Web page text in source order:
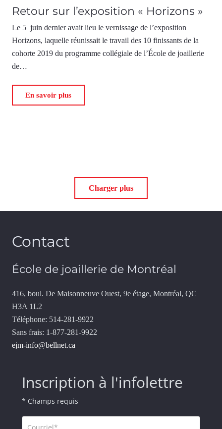
Retour sur l’exposition « Horizons »
Le 5 juin dernier avait lieu le vernissage de l’exposition
Horizons, laquelle réunissait le travail des 10 finissants de la
cohorte 2019 du programme collégiale de l’École de joaillerie
de…
En savoir plus
Charger plus
Contact
École de joaillerie de Montréal
416, boul. De Maisonneuve Ouest, 9e étage, Montréal, QC
H3A 1L2
Téléphone: 514-281-9922
Sans frais: 1-877-281-9922
ejm-info@bellnet.ca
Inscription à l'infolettre
* Champs requis